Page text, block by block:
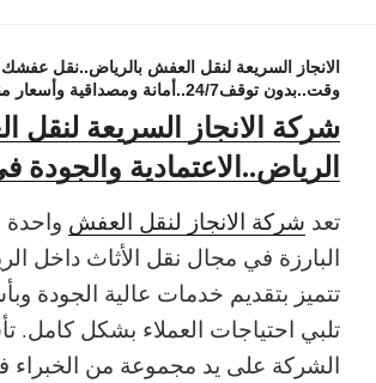
الانجاز السريعة لنقل العفش بالرياض..نقل
وقت..بدون توقف24/7..أمانة ومصداقية وأسعار مناسبة
شركة الانجاز السريعة
الرياض..الاعتمادية والجودة
تعد شركة الانجاز لنقل العفش
البارزة في مجال نقل الأثاث داخل
تتميز بتقديم خدمات عالية الجودة
تلبي احتياجات العملاء بشكل
الشركة على يد مجموعة من